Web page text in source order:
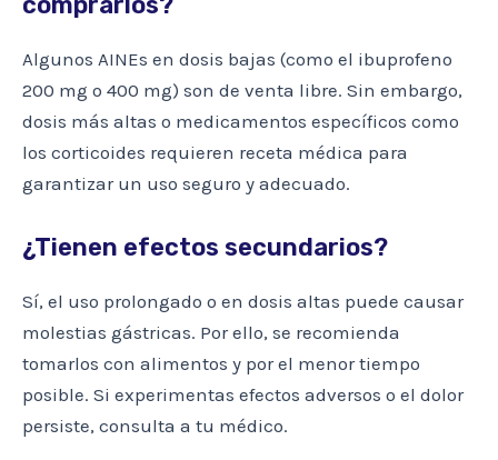
Algunos AINEs en dosis bajas (como el ibuprofeno
200 mg o 400 mg) son de venta libre. Sin embargo,
dosis más altas o medicamentos específicos como
los corticoides requieren receta médica para
garantizar un uso seguro y adecuado.
¿Tienen efectos secundarios?
Sí, el uso prolongado o en dosis altas puede causar
molestias gástricas. Por ello, se recomienda
tomarlos con alimentos y por el menor tiempo
posible. Si experimentas efectos adversos o el dolor
persiste, consulta a tu médico.